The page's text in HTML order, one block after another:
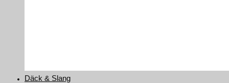
Däck & Slang